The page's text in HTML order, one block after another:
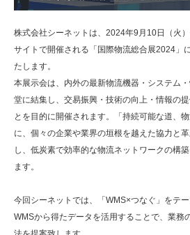
株式会社シーネットは、2024年9月10日（火
サイトで開催される「国際物流総合展2024」
たします。
本展示会は、内外の最新物流機器・システム
堂に結集し、交易振興・技術の向上・情報の
とを目的に開催されます。「持続可能な道、
に、個々の企業や業界の垣根を越えた協力と
し、低炭素で効率的な物流ネットワークの構
ます。
今回シーネットでは、「WMS×つなぐ」をテー
WMSから得たデータを活用することで、業務